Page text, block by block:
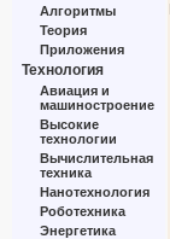
Алгоритмы
Теория
Приложения
Технология
Авиация и
машиностроение
Высокие
технологии
Вычислительная
техника
Нанотехнология
Роботехника
Энергетика